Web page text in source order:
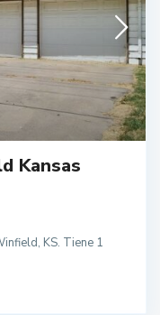
Kansas
KS. Tiene 1